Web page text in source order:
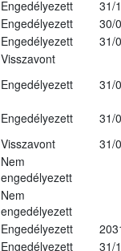
Engedélyezett
31/
Engedélyezett
30/
Engedélyezett
31/
Visszavont
Engedélyezett
31/
Engedélyezett
31/
Visszavont
31/
Nem
engedélyezett
Nem
engedélyezett
Engedélyezett
Engedélyezett
31/